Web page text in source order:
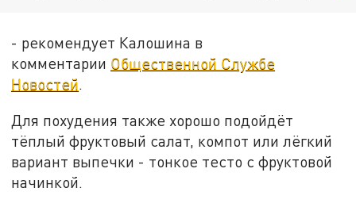
- рекомендует Калошина в
комментарии Общественной Службе
Новостей.
Для похудения также хорошо подойдёт
тёплый фруктовый салат, компот или лёгкий
вариант выпечки - тонкое тесто с фруктовой
начинкой.